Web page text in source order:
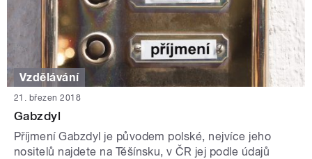
Vzdělávání
21. březen 2018
Gabzdyl
Příjmení Gabzdyl je původem polské, nejvíce jeho
nositelů najdete na Těšínsku, v ČR jej podle údajů